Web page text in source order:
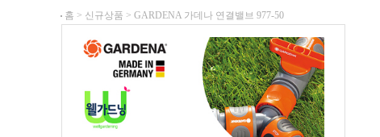
홈 > 신규상품 > GARDENA 가데나 연결밸브 977-50